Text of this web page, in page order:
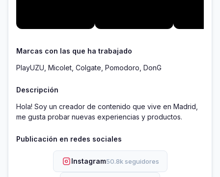
Marcas con las que ha trabajado
PlayUZU, Micolet, Colgate, Pomodoro, DonG
Descripción
Hola! Soy un creador de contenido que vive en Madrid,
me gusta probar nuevas experiencias y productos.
Publicación en redes sociales
Instagram50.8k seguidores